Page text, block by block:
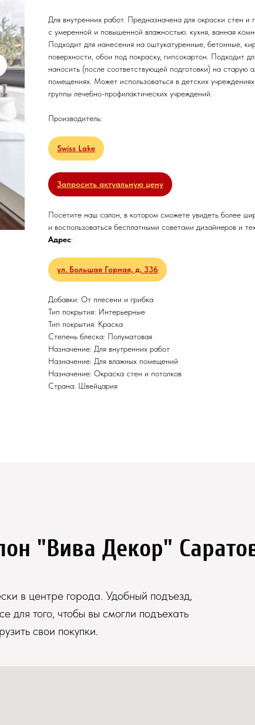
Для внутренних работ. Предназначена для окраски стен и
с умеренной и повышенной влажностью: кухня, ванная
Подходит для нанесения на оштукатуренные, бетонные,
поверхности, обои под покраску, гипсокартон. Подходит
наносить (после соответствующей подготовки) на старую
помещениях. Может использоваться в детских
группы лечебно-профилактических учреждений.
Производитель:
Swiss Lake
Запросить актуальную цену
Посетите наш салон, в котором сможете увидеть более
и воспользоваться бесплатными советами дизайнеров и
Адрес:
ул. Большая Горная, д. 336
Добавки: От плесени и грибка
Тип покрытия: Интерьерные
Тип покрытия: Краска
Степень блеска: Полуматовая
Назначение: Для внутренних работ
Назначение: Для влажных помещений
Назначение: Окраска стен и потолков
Страна: Швейцария
"Вива Декор"
в центре города. Удобный подъезд,
для того, чтобы вы смогли подъехать
свои покупки.